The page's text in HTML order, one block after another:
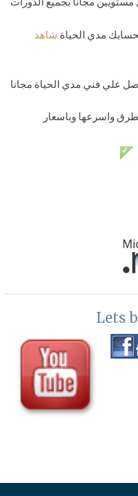
مدي الحياة شاهد
علي فني مدي الحياة مجانا
واسرعها وباسعار
Lets